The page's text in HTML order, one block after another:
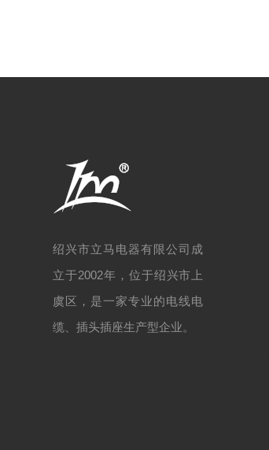
绍兴市立马电器有限公司成
立于2002年，位于绍兴市上
虞区，是一家专业的电线电
缆、插头插座生产型企业。